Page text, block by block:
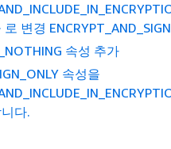
변경 ENCRYPT_AND_SIGN
속성 추가
속성을
다.